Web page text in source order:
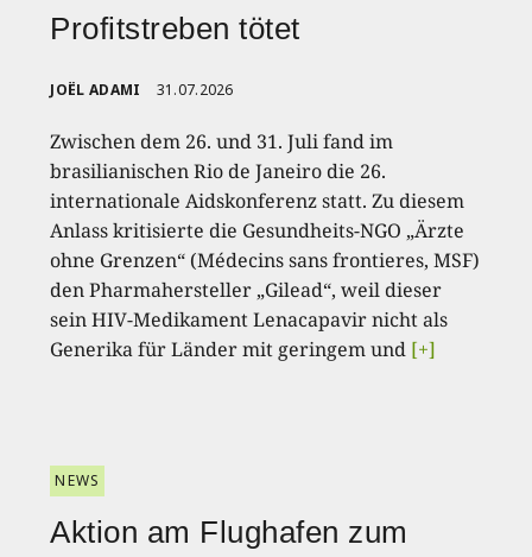
Profitstreben tötet
JOËL ADAMI 31.07.2026
Zwischen dem 26. und 31. Juli fand im
brasilianischen Rio de Janeiro die 26.
internationale Aidskonferenz statt. Zu diesem
Anlass kritisierte die Gesundheits-NGO „Ärzte
ohne Grenzen“ (Médecins sans frontieres, MSF)
den Pharmahersteller „Gilead“, weil dieser
sein HIV-Medikament Lenacapavir nicht als
Generika für Länder mit geringem und [+]
NEWS
Aktion am Flughafen zum